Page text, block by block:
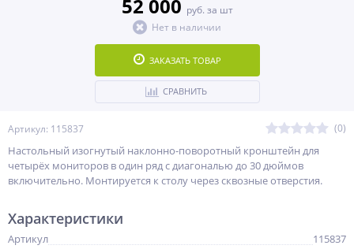
Артикул: 115837 (0)
Настольный изогнутый наклонно-поворотный кронштейн для
четырёх мониторов в один ряд с диагональю до 30 дюймов
включительно. Монтируется к столу через сквозные отверстия.
52 000 руб. за шт
Нет в наличии
ЗАКАЗАТЬ ТОВАР
СРАВНИТЬ
Характеристики
Артикул
115837